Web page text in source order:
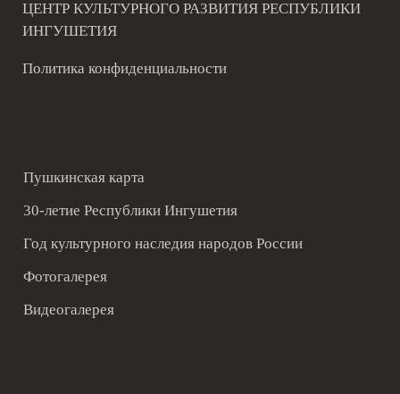
ЦЕНТР КУЛЬТУРНОГО РАЗВИТИЯ РЕСПУБЛИКИ
ИНГУШЕТИЯ
Политика конфиденциальности
Пушкинская карта
30-летие Республики Ингушетия
Год культурного наследия народов России
Фотогалерея
Видеогалерея